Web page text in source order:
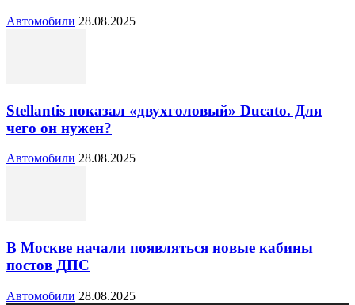
Автомобили 28.08.2025
Stellantis показал «двухголовый» Ducato. Для
чего он нужен?
Автомобили 28.08.2025
В Москве начали появляться новые кабины
постов ДПС
Автомобили 28.08.2025